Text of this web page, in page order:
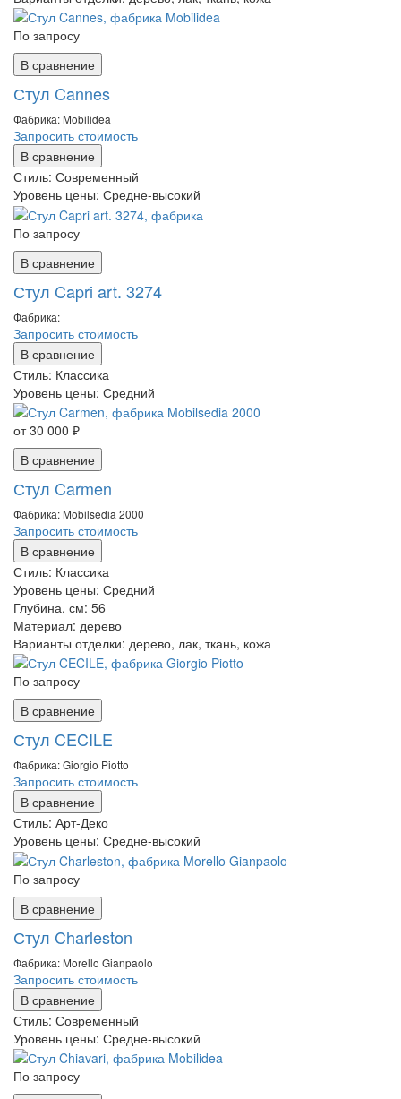
По запросу
В сравнение
Стул Cannes
Фабрика: Mobilidea
Запросить стоимость
В сравнение
Стиль: Современный
Уровень цены: Средне-высокий
По запросу
В сравнение
Стул Capri art. 3274
Фабрика:
Запросить стоимость
В сравнение
Стиль: Классика
Уровень цены: Средний
от 30 000 ₽
В сравнение
Стул Carmen
Фабрика: Mobilsedia 2000
Запросить стоимость
В сравнение
Стиль: Классика
Уровень цены: Средний
Глубина, см: 56
Материал: дерево
Варианты отделки: дерево, лак, ткань, кожа
По запросу
В сравнение
Стул CECILE
Фабрика: Giorgio Piotto
Запросить стоимость
В сравнение
Стиль: Арт-Деко
Уровень цены: Средне-высокий
По запросу
В сравнение
Стул Charleston
Фабрика: Morello Gianpaolo
Запросить стоимость
В сравнение
Стиль: Современный
Уровень цены: Средне-высокий
По запросу